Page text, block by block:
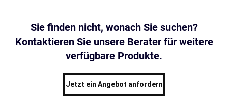
Sie finden nicht, wonach Sie suchen?
Kontaktieren Sie unsere Berater für weitere
verfügbare Produkte.
Jetzt ein Angebot anfordern